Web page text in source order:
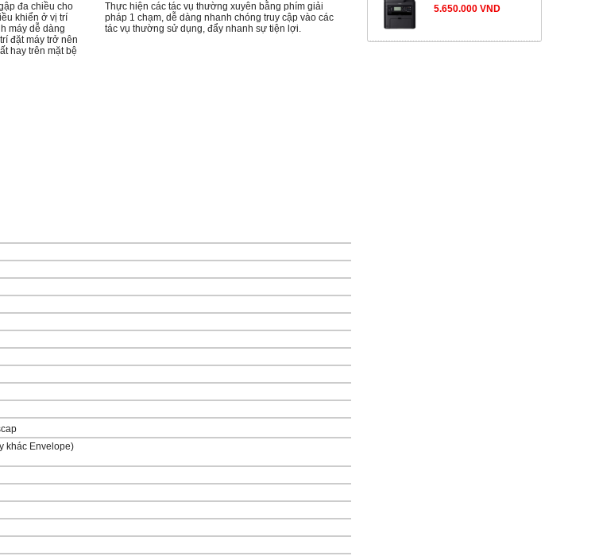
đa chiều cho
khiển ở vị trí
máy dễ dàng
đặt máy trở nên
hay trên mặt bệ
Thực hiện các tác vụ thường xuyên bằng phím giải
pháp 1 chạm, dễ dàng nhanh chóng truy cập vào các
tác vụ thường sử dụng, đẩy nhanh sự tiện lợi.
khác Envelope)
5.650.000 VND